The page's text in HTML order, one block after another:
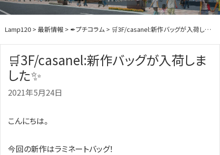
Lamp120 > 最新情報 > ✒プチコラム > 🛒3F/casanel:新作バッグが入荷しました✨
🛒3F/casanel:新作バッグが入荷しま
した✨
2021年5月24日
こんにちは。
今回の新作はラミネートバッグ！